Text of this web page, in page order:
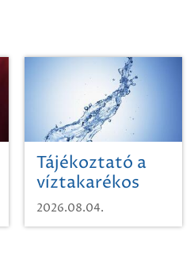
Tájékoztató a
víztakarékos
vízhasználatról
2026.08.04.